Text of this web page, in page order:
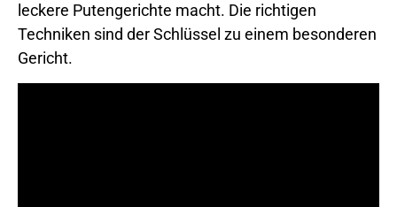
leckere Putengerichte macht. Die richtigen
Techniken sind der Schlüssel zu einem besonderen
Gericht.